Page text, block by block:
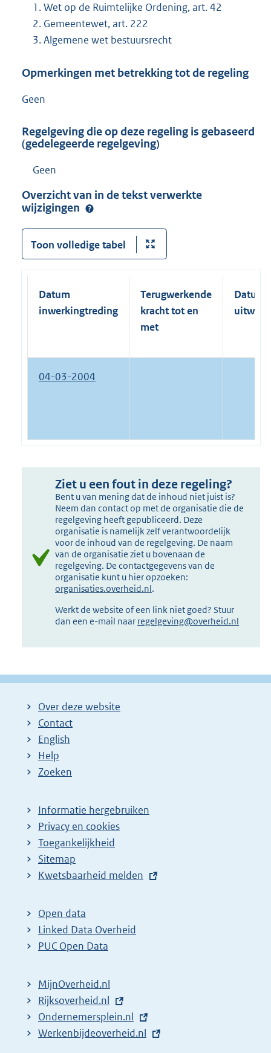
Wet op de Ruimtelijke Ordening, art. 42
Gemeentewet, art. 222
Algemene wet bestuursrecht
Opmerkingen met betrekking tot de regeling
Geen
Regelgeving die op deze regeling is gebaseerd
(gedelegeerde regelgeving)
Geen
Overzicht van in de tekst verwerkte
wijzigingen
Toon volledige tabel
Datum
inwerkingtreding
Terugwerkende
kracht tot en
met
Datum
04-03-2004
Ziet u een fout in deze regeling?
Bent u van mening dat de inhoud niet juist is?
Neem dan contact op met de organisatie die de
regelgeving heeft gepubliceerd. Deze
organisatie is namelijk zelf verantwoordelijk
voor de inhoud van de regelgeving. De naam
van de organisatie ziet u bovenaan de
regelgeving. De contactgegevens van de
organisatie kunt u hier opzoeken:
organisaties.overheid.nl.
Werkt de website of een link niet goed? Stuur
dan een e-mail naar regelgeving@overheid.nl
Over deze website
Contact
English
Help
Zoeken
Informatie hergebruiken
Privacy en cookies
Toegankelijkheid
Sitemap
E
t
e
r
l
i
n
k
Kwetsbaarheid melden
Open data
Linked Data Overheid
PUC Open Data
MijnOverheid.nl
E
x
t
Rijksoverheid.nl
E
x
Ondernemersplein.nl
E
Werkenbijdeoverheid.nl